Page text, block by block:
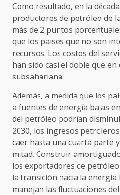
Como resultado, en la
productores de petróleo de
más de 2 puntos
que los países que no son
recursos. Los costos del
han sido casi el doble que
subsahariana.
Además, a medida que los
a fuentes de energía bajas
del petróleo podrían
2030, los ingresos
caer hasta una cuarta parte
mitad. Construir
los exportadores de
la transición hacia la
manejan las fluctuaciones